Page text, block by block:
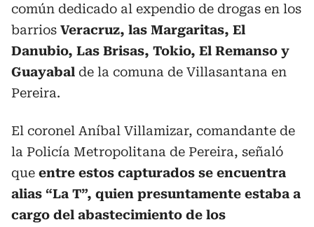
común dedicado al expendio de drogas en los
barrios Veracruz, las Margaritas, El
Danubio, Las Brisas, Tokio, El Remanso y
Guayabal de la comuna de Villasantana en
Pereira.
El coronel Aníbal Villamizar, comandante de
la Policía Metropolitana de Pereira, señaló
que entre estos capturados se encuentra
alias “La T”, quien presuntamente estaba a
cargo del abastecimiento de los